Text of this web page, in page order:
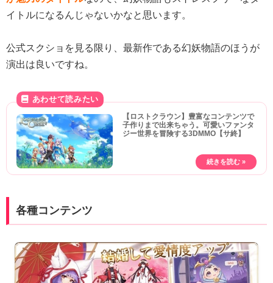
イトルになるんじゃないかなと思います。
公式スクショを見る限り、最新作である幻妖物語のほうが
演出は良いですね。
【ロストクラウン】豊富なコンテンツで
子作りまで出来ちゃう。可愛いファンタ
ジー世界を冒険する3DMMO【サ終】
各種コンテンツ